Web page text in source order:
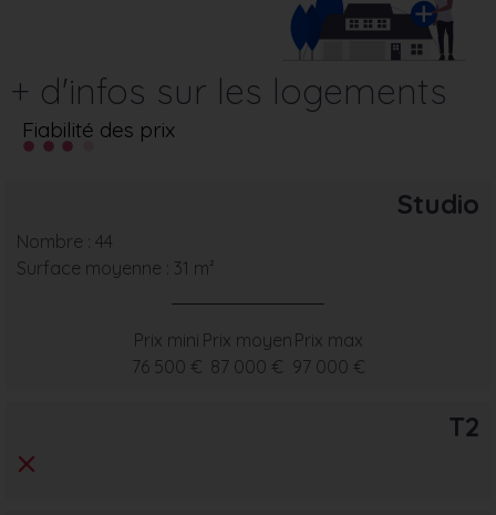
+ d'infos sur les logements
Fiabilité des prix
Studio
Nombre : 44
Surface moyenne : 31 m²
Prix mini
76 500 €
Prix moyen
87 000 €
Prix max
97 000 €
T2